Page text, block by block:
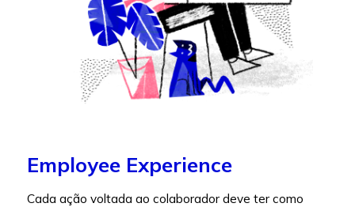
Employee Experience
Cada ação voltada ao colaborador deve ter como